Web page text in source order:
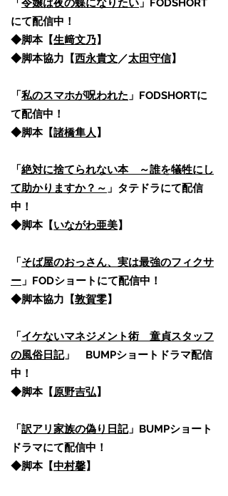
「令嬢は夜の蝶になりたい 」 FODSHORT
にて配信中！
◆脚本【生﨑文乃】
​◆脚本協力【西永貴文／太田守信】
「私のスマホが呪われた 」FODSHORTに
て配信中！
​◆脚本【諸橋隼人】
「絶対に捨てられない本 ～誰を犠牲にし
て助かりますか？～ 」タテドラにて配信
中！
◆脚本【いながわ亜美】
「そば屋のおっさん、実は最強のフィクサ
ー 」FODショートにて配信中！
◆脚本協力【敦賀零】
「イケないマネジメント術 童貞スタッフ
の風俗日記」 BUMPショートドラマ配信
中！
​◆脚本【原野吉弘】
「訳アリ家族の偽り日記」BUMPショート
ドラマにて配信中！
​◆脚本【中村馨】​​